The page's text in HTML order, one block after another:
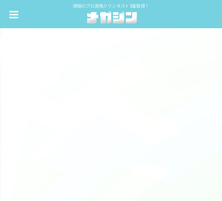
掃除のプロ資格クリンネスト1級取得！